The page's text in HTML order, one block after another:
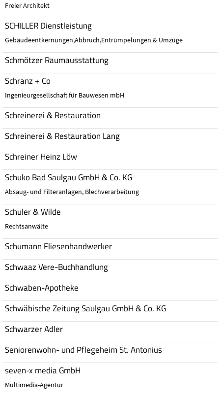
Freier Architekt
SCHILLER Dienstleistung
Gebäudeentkernungen,Abbruch,Entrümpelungen & Umzüge
Schmötzer Raumausstattung
Schranz + Co
Ingenieurgesellschaft für Bauwesen mbH
Schreinerei & Restauration
Schreinerei & Restauration Lang
Schreiner Heinz Löw
Schuko Bad Saulgau GmbH & Co. KG
Absaug- und Filteranlagen, Blechverarbeitung
Schuler & Wilde
Rechtsanwälte
Schumann Fliesenhandwerker
Schwaaz Vere-Buchhandlung
Schwaben-Apotheke
Schwäbische Zeitung Saulgau GmbH & Co. KG
Schwarzer Adler
Seniorenwohn- und Pflegeheim St. Antonius
seven-x media GmbH
Multimedia-Agentur